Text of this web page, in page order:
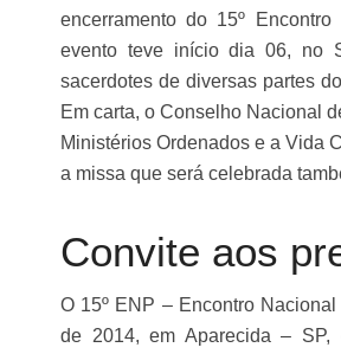
encerramento do 15º
evento teve início dia 06, no
sacerdotes de diversas partes
Em carta, o Conselho Nacional
Ministérios Ordenados e a Vida
a missa que será celebrada
Convite aos
O 15º ENP – Encontro
de 2014, em Aparecida –